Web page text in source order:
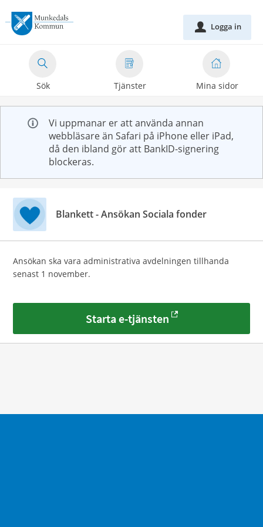
till
tjänster
Munkedals
kommun
Sök Tjänster Mina sidor
u Logga in
Vi uppmanar er att använda annan
webbläsare än Safari på iPhone eller iPad,
då den ibland gör att BankID-signering
blockeras.
Blankett - Ansökan Sociala fonder
Ansökan ska vara administrativa avdelningen tillhanda
senast 1 november.
Starta e-tjänsten